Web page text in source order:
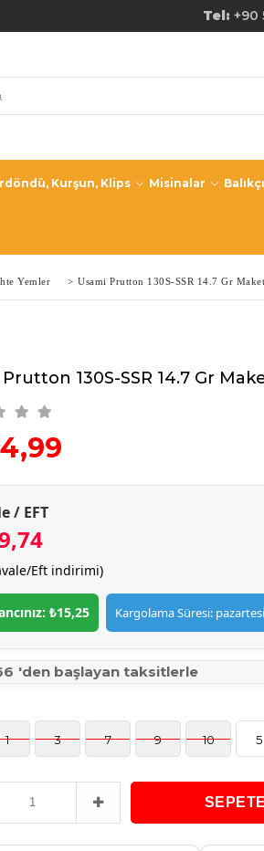
Kargo! Tel: +90
Kurşun, Klips Misinalar
Yemler > Usami Prutton 130S-SSR 14.7 Gr
130S-SSR 14.7 Gr
/ EFT
Eft indirimi)
₺15,25 Kargolama Süresi:
'den başlayan taksitlerle
1 3 7 9 10 5